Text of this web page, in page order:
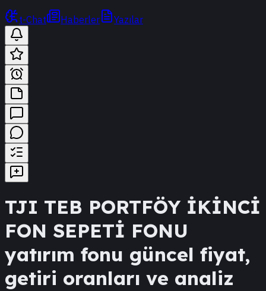
t-Chat Haberler Yazılar
TJI TEB PORTFÖY İKİNCİ
FON SEPETİ FONU
yatırım fonu güncel fiyat,
getiri oranları ve analiz